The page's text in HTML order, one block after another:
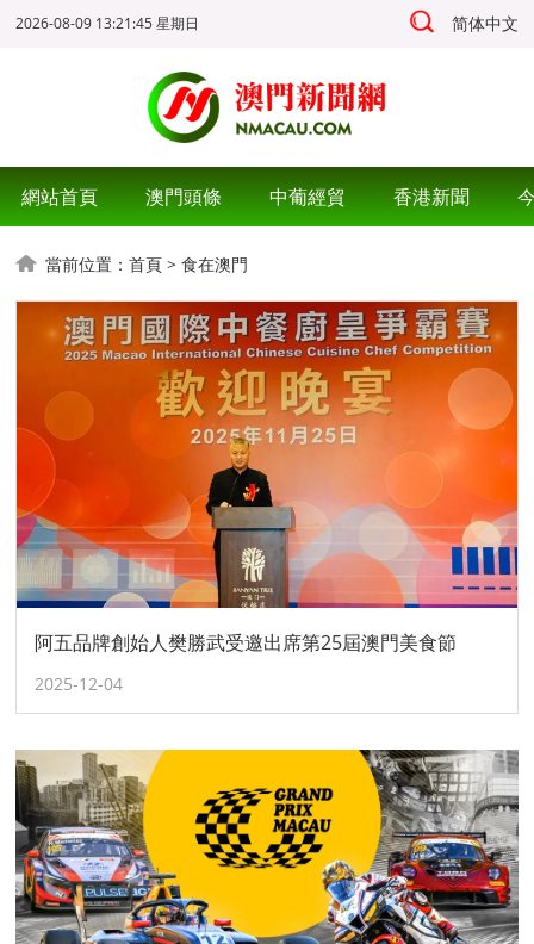
2026-08-09 13:21:45 星期日 简体中文
網站首頁 澳門頭條 中葡經貿 香港新聞
當前位置：首頁 >食在澳門
阿五品牌創始人樊勝武受邀出席第25屆澳門美食節
2025-12-04